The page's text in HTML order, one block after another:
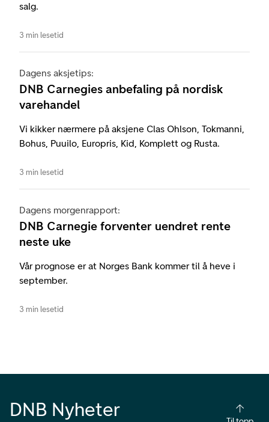
salg.
3 min lesetid
Dagens aksjetips:
DNB Carnegies anbefaling på nordisk
varehandel
Vi kikker nærmere på aksjene Clas Ohlson, Tokmanni,
Bohus, Puuilo, Europris, Kid, Komplett og Rusta.
3 min lesetid
Dagens morgenrapport:
DNB Carnegie forventer uendret rente
neste uke
Vår prognose er at Norges Bank kommer til å heve i
september.
3 min lesetid
DNB Nyheter